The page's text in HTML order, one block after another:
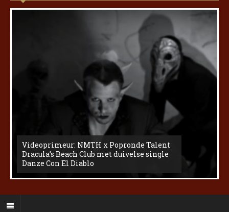
Videoprimeur: NMTH x Popronde Talent
Dracula’s Beach Club met duivelse single
Danze Con El Diablo